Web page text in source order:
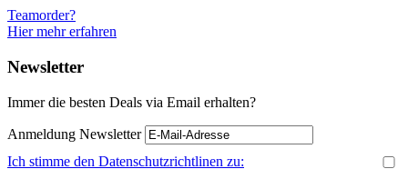
Teamorder?
Hier mehr erfahren
Newsletter
Immer die besten Deals via Email erhalten?
Anmeldung Newsletter
Ich stimme den Datenschutzrichtlinen zu: